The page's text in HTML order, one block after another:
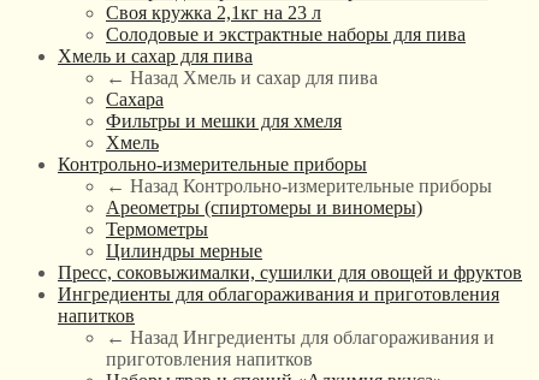
Своя кружка 2,1кг на 23 л
Солодовые и экстрактные наборы для пива
Хмель и сахар для пива
← Назад Хмель и сахар для пива
Сахара
Фильтры и мешки для хмеля
Хмель
Контрольно-измерительные приборы
← Назад Контрольно-измерительные приборы
Ареометры (спиртомеры и виномеры)
Термометры
Цилиндры мерные
Пресс, соковыжималки, сушилки для овощей и фруктов
Ингредиенты для облагораживания и приготовления
напитков
← Назад Ингредиенты для облагораживания и
приготовления напитков